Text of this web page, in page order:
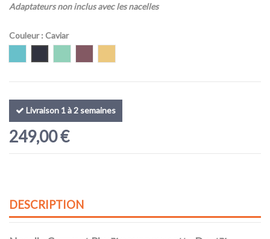
Adaptateurs non inclus avec les nacelles
Couleur: Caviar
Livraison 1 à 2 semaines
249,00 €
DESCRIPTION